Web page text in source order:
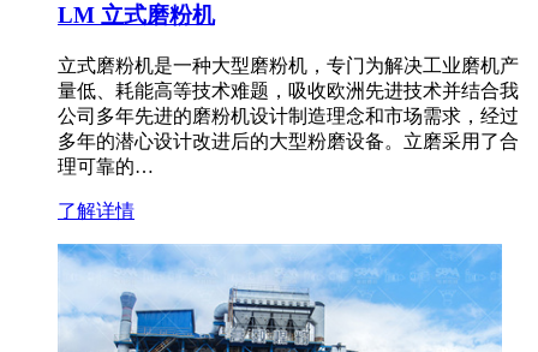
LM 立式磨粉机
立式磨粉机是一种大型磨粉机，专门为解决工业磨机产
量低、耗能高等技术难题，吸收欧洲先进技术并结合我
公司多年先进的磨粉机设计制造理念和市场需求，经过
多年的潜心设计改进后的大型粉磨设备。立磨采用了合
理可靠的…
了解详情